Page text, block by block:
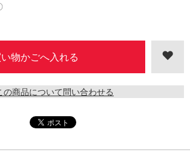
の商品について問い合わせる